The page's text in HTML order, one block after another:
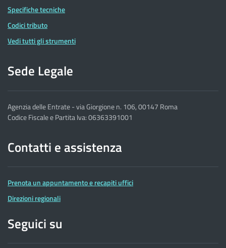
Specifiche tecniche
Codici tributo
Vedi tutti gli strumenti
Sede Legale
Agenzia delle Entrate - via Giorgione n. 106, 00147 Roma
Codice Fiscale e Partita Iva: 06363391001
Contatti e assistenza
Prenota un appuntamento e recapiti uffici
Direzioni regionali
Seguici su